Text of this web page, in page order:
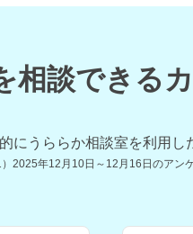
相談できる
にうららか相談室を利用し
2025年12月10日～12月16日 のアン